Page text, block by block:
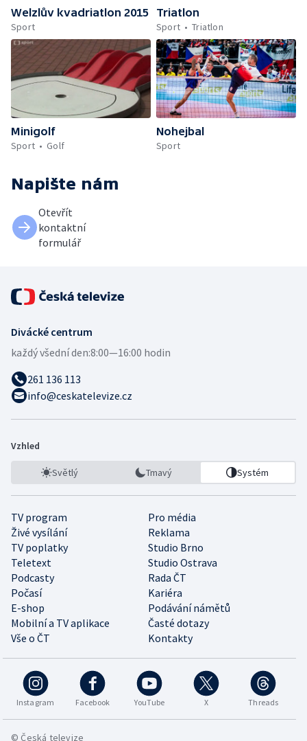
Welzlův kvadriatlon 2015
Sport
Triatlon
Sport
Triatlon
Minigolf
Sport
Golf
Nohejbal
Sport
Napište nám
Otevřít
kontaktní
formulář
Divácké centrum
každý všední den:8:00—16:00 hodin
261 136 113
info@ceskatelevize.cz
Vzhled
Světlý Tmavý Systém
TV program
Pro média
Živé vysílání
Reklama
TV poplatky
Studio Brno
Teletext
Studio Ostrava
Podcasty
Rada ČT
Počasí
Kariéra
E-shop
Podávání námětů
Mobilní a TV aplikace
Časté dotazy
Vše o ČT
Kontakty
Instagram Facebook YouTube X Threads
© Česká televize